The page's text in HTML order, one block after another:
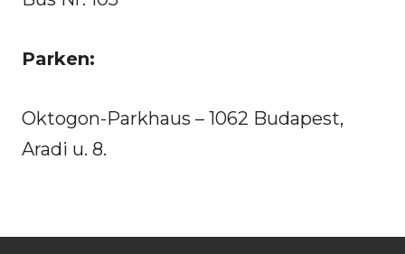
Parken:
Oktogon-Parkhaus – 1062 Budapest,
Aradi u. 8.